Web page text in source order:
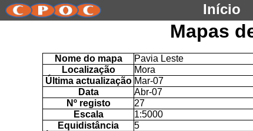
Início
Mapas
Nome do mapa
Pavia Leste
Localização
Mora
Última actualização Mar-07
Data
Abr-07
Nº registo
27
Escala
1:5000
Equidistância
5